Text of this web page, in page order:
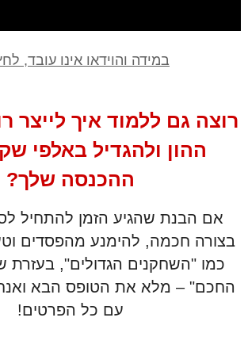
במידה והוידאו אינו עובד,
רוצה גם ללמוד איך לייצר
ההון ולהגדיל באלפי
ההכנסה שלך?
אם הבנת שהגיע הזמן להתחיל
בצורה חכמה, להימנע מהפסדים
כמו "השחקנים הגדולים", בעזרת
החכם" – מלא את הטופס הבא
עם כל הפרטים!